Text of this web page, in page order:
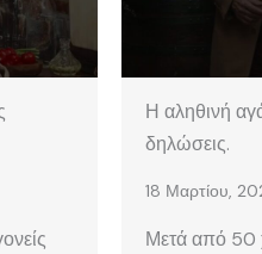
Η αληθινή
δηλώσεις.
18 Μαρτίου,
Μετά από 50